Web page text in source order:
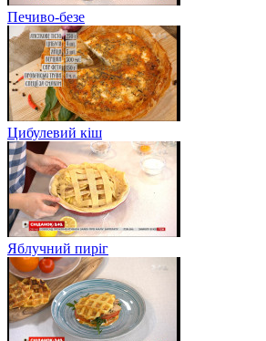
Печиво-безе
Цибулевий кіш
Яблучний пиріг